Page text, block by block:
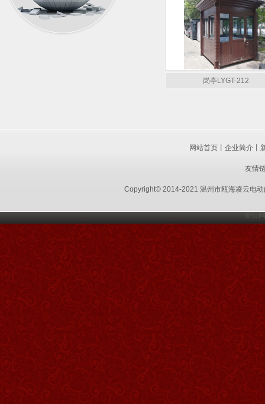
岗亭LYGT-212
网站首页 企业简介
友情
Copyright© 2014-2021 温州市瓯海凌云电
浙公